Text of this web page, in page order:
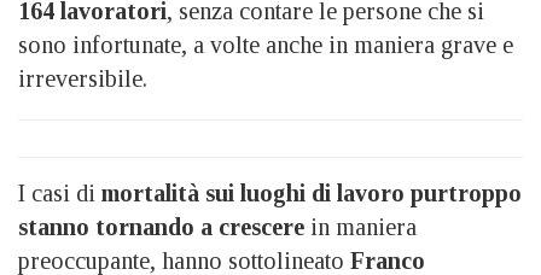
164 lavoratori, senza contare le persone che si
sono infortunate, a volte anche in maniera grave e
irreversibile.
I casi di mortalità sui luoghi di lavoro purtroppo
stanno tornando a crescere in maniera
preoccupante, hanno sottolineato Franco